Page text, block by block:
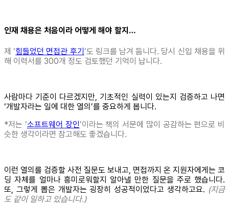
인재 채용은 처음이라 어떻게 해야 할지…
제 ‘힘들었던 면접관 후기’도 링크를 남겨 둡니다. 당시 신입 채용을 위
해 이력서를 300개 정도 검토했던 기억이 납니다.
사람마다 기준이 다르겠지만, 기초적인 실력이 있는지 검증하고 나면
‘개발자라는 일에 대한 열의’를 중요하게 봅니다.
*저는 ‘소프트웨어 장인’이라는 책의 서문에 많이 공감하는 편으로 비
슷한 생각이라면 참고해도 좋겠습니다.
이런 열의를 검증할 사전 질문도 보내고, 면접까지 온 지원자에게는 코
딩 자체를 얼마나 흥미로워할지 알아낼 만한 질문을 주로 했습니다.
또, 그렇게 뽑은 개발자는 굉장히 성공적이었다고 생각하고요. (지금
도 같이 일하고 있습니다.)